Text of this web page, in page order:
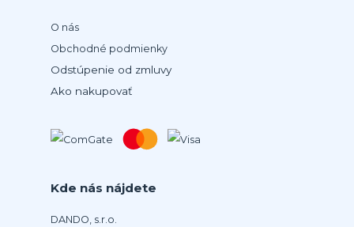
O nás
Obchodné podmienky
Odstúpenie od zmluvy
Ako nakupovať
Kde nás nájdete
DANDO, s.r.o.